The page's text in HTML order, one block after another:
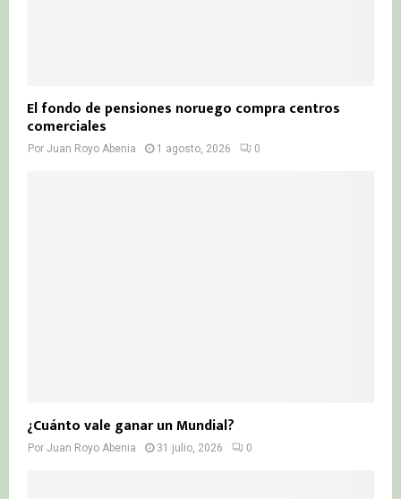
El fondo de pensiones noruego compra centros
comerciales
Por Juan Royo Abenia 1 agosto, 2026 0
¿Cuánto vale ganar un Mundial?
Por Juan Royo Abenia 31 julio, 2026 0